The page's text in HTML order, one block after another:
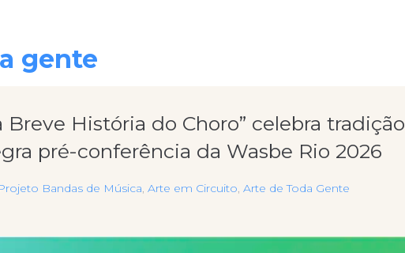
gente
Breve História do Choro” celebra tradição
pré-conferência da Wasbe Rio 2026
Bandas de Música, Arte em Circuito, Arte de Toda Gente